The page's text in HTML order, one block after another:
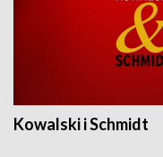
Kowalski i Schmidt